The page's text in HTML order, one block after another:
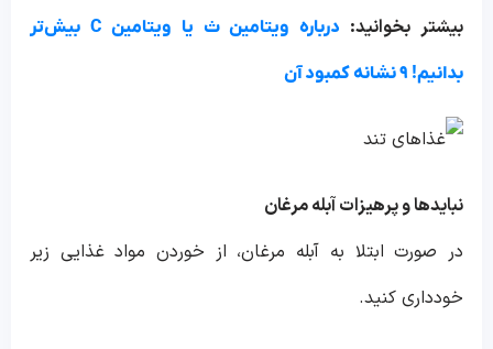
بیشتر بخوانید:
درباره ویتامین ث یا ویتامین C بیش‌تر
بدانیم! ۹ نشانه کمبود آن
نبایدها و پرهیزات آبله مرغان
در صورت ابتلا به آبله مرغان، از خوردن مواد غذایی زیر
خودداری کنید.